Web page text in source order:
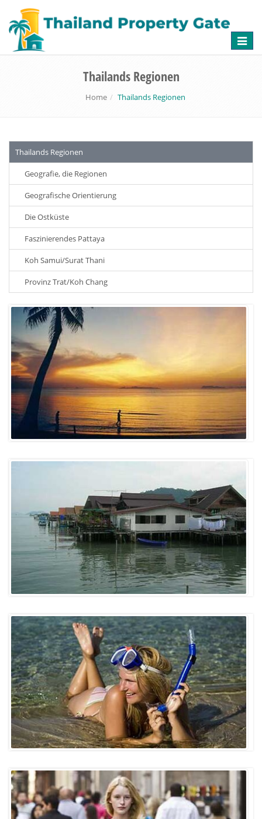
Toggle
Thailands Regionen
Home Thailands Regionen
Thailands Regionen
Geografie, die Regionen
Geografische Orientierung
Die Ostküste
Faszinierendes Pattaya
Koh Samui/Surat Thani
Provinz Trat/Koh Chang